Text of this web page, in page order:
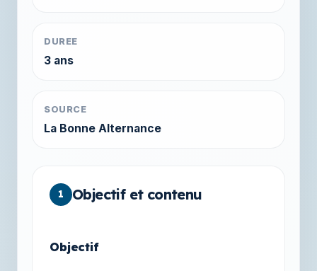
DUREE
3 ans
SOURCE
La Bonne Alternance
1 Objectif et contenu
Objectif